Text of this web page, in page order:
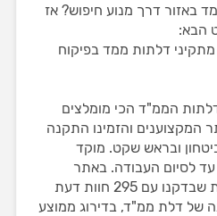
באזור דרך מנוע חיפוש? אז
הבא:
דלתות ממד בפיקוח
הממ"ד הכי מומלצים
המקצוענים והזמינו התקנה
ובראש שקט. מוקד
עד לסיום העבודה. באתר
מופיעים רק מתקיני דלתות שבדקנו עם 295 חוות דעת
של דלת ממ"ד, בדירוג ממוצע